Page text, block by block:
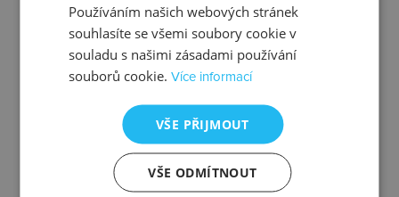
Kontrola
Zjistit více
Výměna
Zjistit více
Používáním našich webových stránek
souhlasíte se všemi soubory cookie v
souladu s našimi zásadami používání
souborů cookie.Více informací
VŠE PŘIJMOUT
VŠE ODMÍTNOUT